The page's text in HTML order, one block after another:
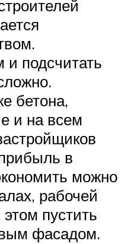
и подсчитать
бетона,
и на всем
в
можно
рабочей
пустить
фасадом.